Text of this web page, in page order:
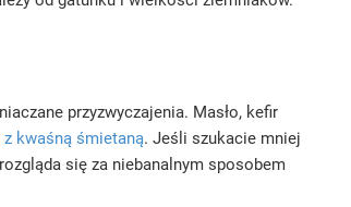
przyzwyczajenia. Masło, kefir
z kwaśną śmietaną. Jeśli szukacie mniej
się za niebanalnym sposobem